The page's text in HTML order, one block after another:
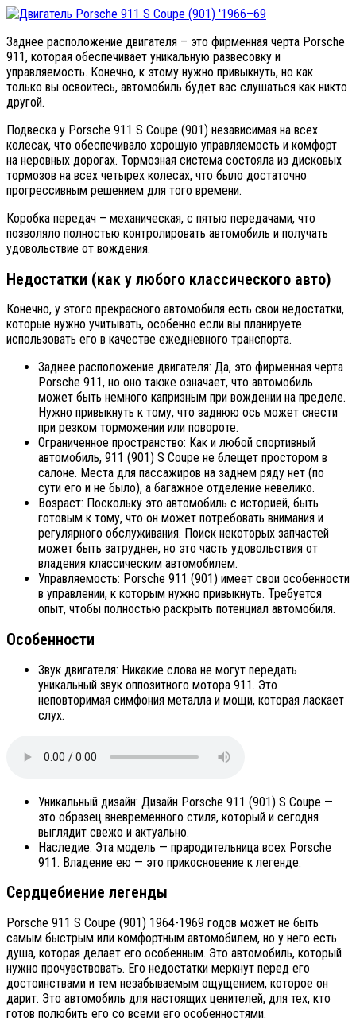
Заднее расположение двигателя – это фирменная черта Porsche
911, которая обеспечивает уникальную развесовку и
управляемость. Конечно, к этому нужно привыкнуть, но как
только вы освоитесь, автомобиль будет вас слушаться как никто
другой.
Подвеска у Porsche 911 S Coupe (901) независимая на всех
колесах, что обеспечивало хорошую управляемость и комфорт
на неровных дорогах. Тормозная система состояла из дисковых
тормозов на всех четырех колесах, что было достаточно
прогрессивным решением для того времени.
Коробка передач – механическая, с пятью передачами, что
позволяло полностью контролировать автомобиль и получать
удовольствие от вождения.
Недостатки (как у любого классического авто)
Конечно, у этого прекрасного автомобиля есть свои недостатки,
которые нужно учитывать, особенно если вы планируете
использовать его в качестве ежедневного транспорта.
Заднее расположение двигателя: Да, это фирменная черта
Porsche 911, но оно также означает, что автомобиль
может быть немного капризным при вождении на пределе.
Нужно привыкнуть к тому, что заднюю ось может снести
при резком торможении или повороте.
Ограниченное пространство: Как и любой спортивный
автомобиль, 911 (901) S Coupe не блещет простором в
салоне. Места для пассажиров на заднем ряду нет (по
сути его и не было), а багажное отделение невелико.
Возраст: Поскольку это автомобиль с историей, быть
готовым к тому, что он может потребовать внимания и
регулярного обслуживания. Поиск некоторых запчастей
может быть затруднен, но это часть удовольствия от
владения классическим автомобилем.
Управляемость: Porsche 911 (901) имеет свои особенности
в управлении, к которым нужно привыкнуть. Требуется
опыт, чтобы полностью раскрыть потенциал автомобиля.
Особенности
Звук двигателя: Никакие слова не могут передать
уникальный звук оппозитного мотора 911. Это
неповторимая симфония металла и мощи, которая ласкает
слух.
Уникальный дизайн: Дизайн Porsche 911 (901) S Coupe —
это образец вневременного стиля, который и сегодня
выглядит свежо и актуально.
Наследие: Эта модель — прародительница всех Porsche
911. Владение ею — это прикосновение к легенде.
Сердцебиение легенды
Porsche 911 S Coupe (901) 1964-1969 годов может не быть
самым быстрым или комфортным автомобилем, но у него есть
душа, которая делает его особенным. Это автомобиль, который
нужно прочувствовать. Его недостатки меркнут перед его
достоинствами и тем незабываемым ощущением, которое он
дарит. Это автомобиль для настоящих ценителей, для тех, кто
готов полюбить его со всеми его особенностями.